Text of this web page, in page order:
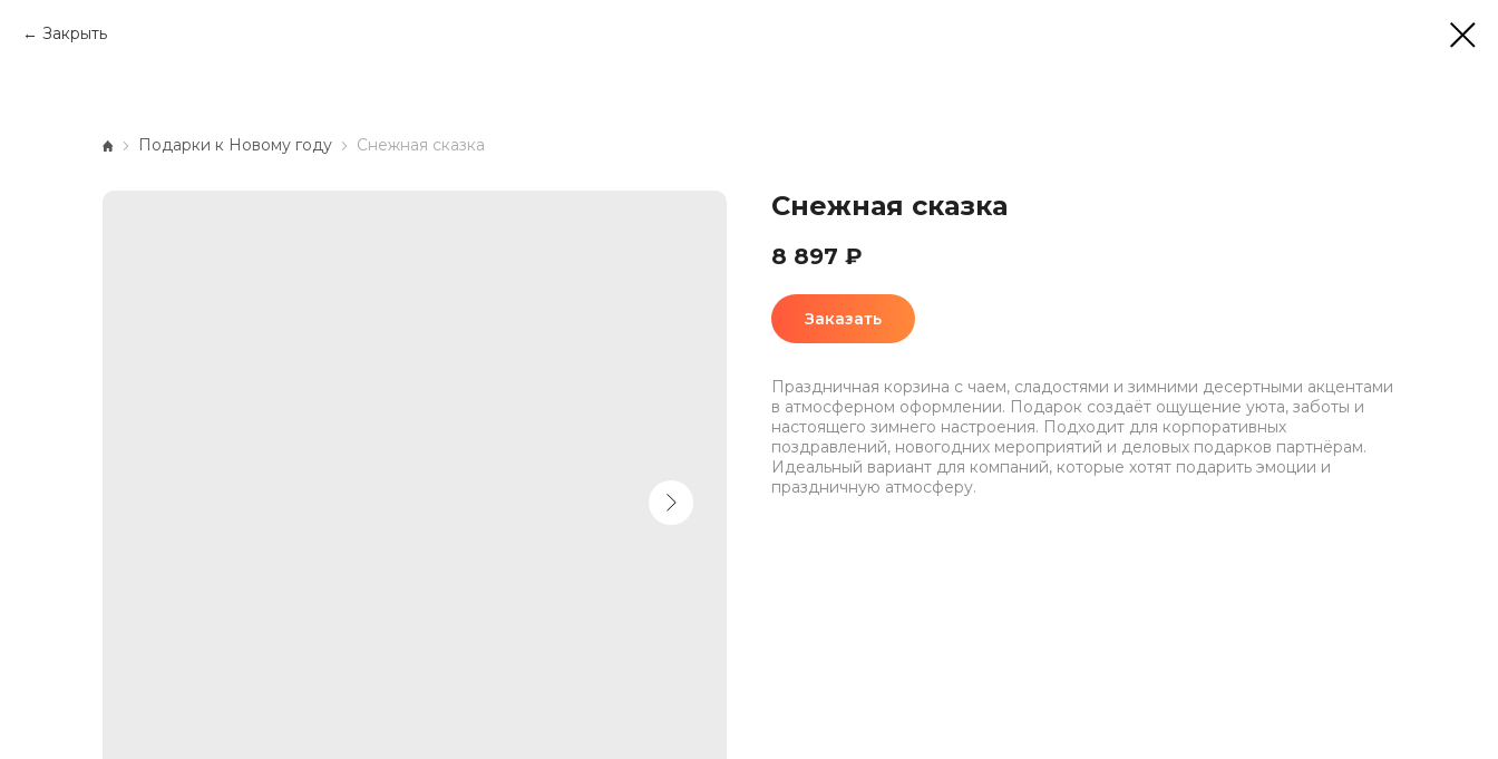
Закрыть
Подарки к Новому году Снежная сказка
Снежная сказка
8 897 ₽
Заказать
Праздничная корзина с чаем, сладостями и зимними десертными акцентами
в атмосферном оформлении. Подарок создаёт ощущение уюта, заботы и
настоящего зимнего настроения. Подходит для корпоративных
поздравлений, новогодних мероприятий и деловых подарков партнёрам.
Идеальный вариант для компаний, которые хотят подарить эмоции и
праздничную атмосферу.